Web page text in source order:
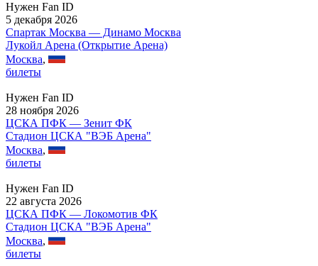
Нужен Fan ID
5 декабря 2026
Спартак Москва — Динамо Москва
Лукойл Арена (Открытие Арена)
Москва,
билеты
Нужен Fan ID
28 ноября 2026
ЦСКА ПФК — Зенит ФК
Стадион ЦСКА "ВЭБ Арена"
Москва,
билеты
Нужен Fan ID
22 августа 2026
ЦСКА ПФК — Локомотив ФК
Стадион ЦСКА "ВЭБ Арена"
Москва,
билеты